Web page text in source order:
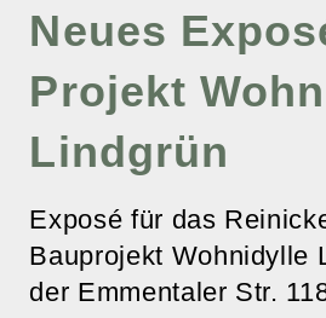
‎Neues
Projekt‬
Lindgrün
Exposé‬ für das
‪Bauprojekt‬ Wohnidylle
der Emmentaler Str.